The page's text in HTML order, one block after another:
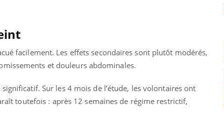
facilement. Les effets secondaires sont plutôt modérés,
et douleurs abdominales.
Sur les 4 mois de l’étude, les volontaires ont
toutefois : après 12 semaines de régime restrictif,